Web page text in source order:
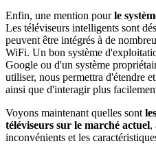
Enfin, une mention pourle
Les téléviseurs intelligents sont
peuvent être intégrés à de
WiFi. Un bon système
Google ou d'un système
utiliser, nous permettra d'étendre
ainsi que d'interagir plus
Voyons maintenant quelles sont
téléviseurs sur le marché actuel,
inconvénients et les